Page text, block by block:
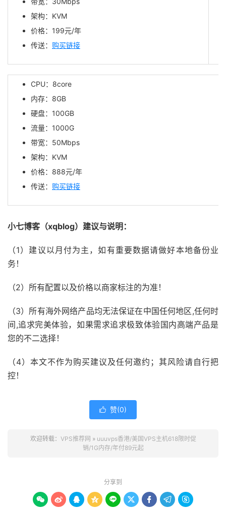
架构：KVM
价格： 199元/年
传送： 购买链接
CPU：8core
内存：8GB
硬盘：100GB
流量：1000G
带宽：50Mbps
架构：KVM
价格：888元/年
传送： 购买链接
小七博客（xqblog）建议与说明：
（1）建议以月付为主，如有重要数据请做好本地备份业
务！
（2）所有配置以及价格以商家标注的为准！
（3）所有海外网络产品均无法保证在中国任何地区,任何时
间,追求完美体验，如果需求追求极致体验国内高端产品是
您的不二选择！
（4）本文不作为购买建议及任何邀约；其风险请自行把
控！
 赞(0)
欢迎转载： VPS推荐网 » uuuvps香港/美国VPS主机618限时促
销/1G内存/年付89元起
分享到
        